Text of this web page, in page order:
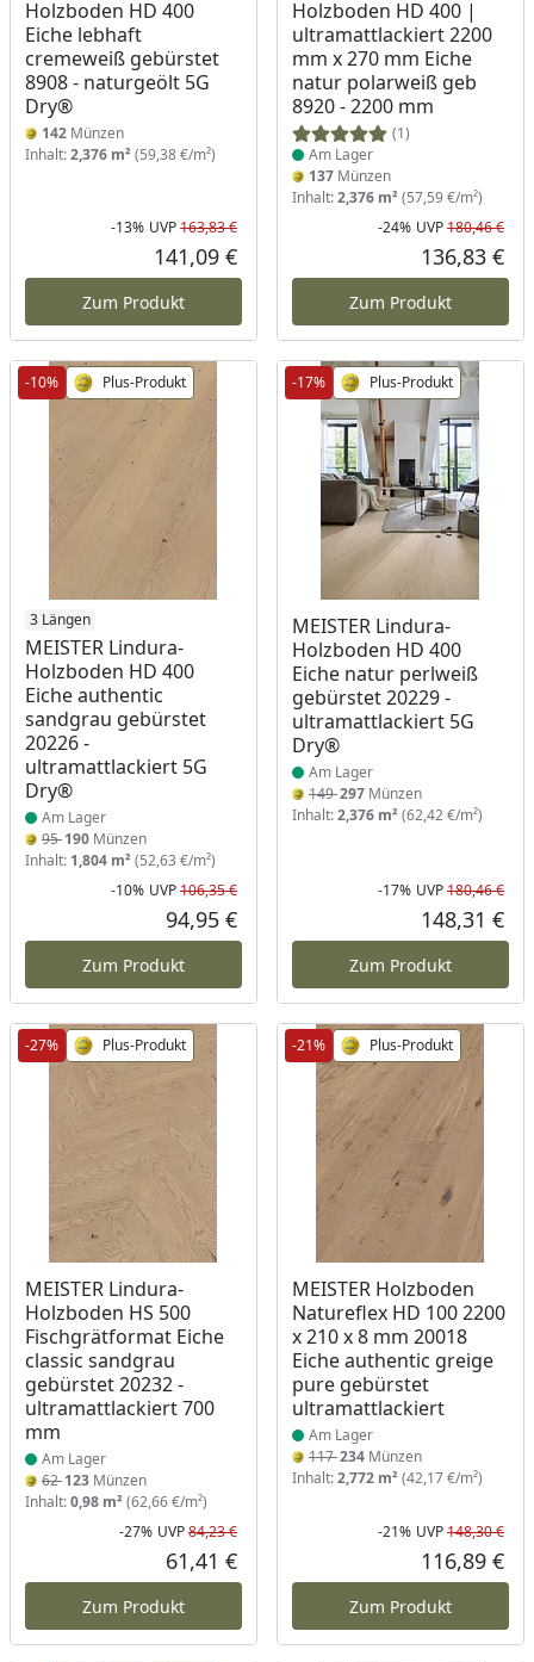
Holzboden HD 400
Eiche lebhaft
cremeweiß gebürstet
8908 - naturgeölt 5G
Dry®
142 Münzen
Inhalt:2,376 m² (59,38 €/m²)
Rabatt in Prozent
-13%
Ursprünglicher Preis
UVP163,83 €
Aktueller Preis
141,09 €
Zum Produkt
Holzboden HD 400 |
ultramattlackiert 2200
mm x 270 mm Eiche
natur polarweiß geb
8920 - 2200 mm
(1)
Am Lager
137Münzen
Inhalt:2,376 m² (57,59 €/m²)
-24% UVP180,46 €
136,83 €
Zum Produkt
-10% Plus-Produkt
3 Längen
MEISTER Lindura-
Holzboden HD 400
Eiche authentic
sandgrau gebürstet
20226 -
ultramattlackiert 5G
Dry®
Produkt am Lager
Am Lager
95190 Münzen
Inhalt: 1,804 m² (52,63 €/m²)
Rabatt in Prozent
-10%
Ursprünglicher Preis
UVP106,35 €
Aktueller Preis
94,95 €
Zum Produkt
-17% Plus-Produkt
MEISTER Lindura-
Holzboden HD 400
Eiche natur perlweiß
gebürstet 20229 -
ultramattlackiert 5G
Dry®
Produkt am Lager
Am Lager
149297Münzen
Inhalt:2,376 m² (62,42 €/m²)
-17% UVP180,46 €
148,31 €
Zum Produkt
-27% Plus-Produkt
MEISTER Lindura-
Holzboden HS 500
Fischgrätformat Eiche
classic sandgrau
gebürstet 20232 -
ultramattlackiert 700
mm
Produkt am Lager
Am Lager
62123 Münzen
Inhalt:0,98 m² (62,66 €/m²)
Rabatt in Prozent
-27%
Ursprünglicher Preis
UVP84,23 €
Aktueller Preis
61,41 €
Zum Produkt
-21% Plus-Produkt
MEISTER Holzboden
Natureflex HD 100 2200
x 210 x 8 mm 20018
Eiche authentic greige
pure gebürstet
ultramattlackiert
Produkt am Lager
Am Lager
117234Münzen
Inhalt:2,772 m² (42,17 €/m²)
-21% UVP148,30 €
116,89 €
Zum Produkt